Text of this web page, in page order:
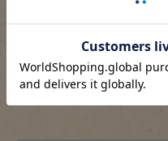
がでしょうか！